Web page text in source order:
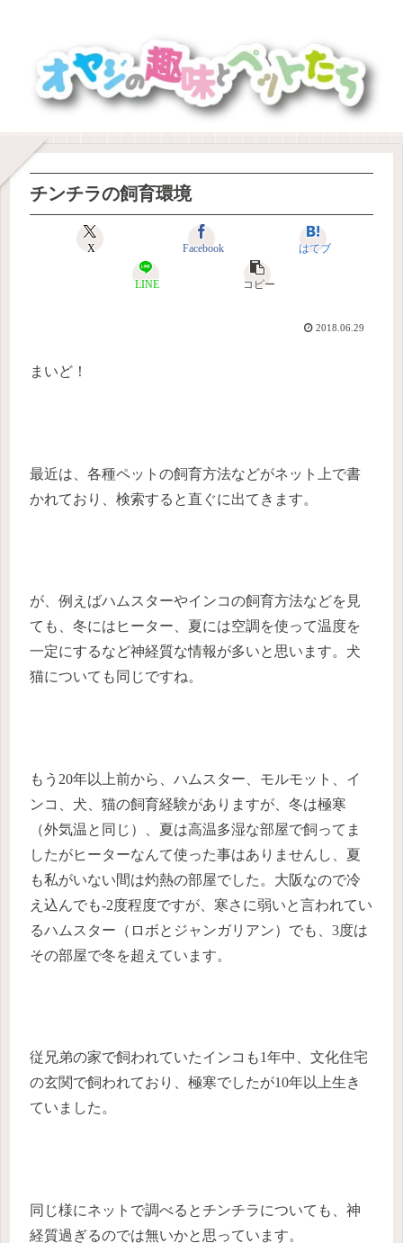
チンチラの飼育環境
X Facebook はてブ
LINE コピー
2018.06.29
まいど！
最近は、各種ペットの飼育方法などがネット上で書
かれており、検索すると直ぐに出てきます。
が、例えばハムスターやインコの飼育方法などを見
ても、冬にはヒーター、夏には空調を使って温度を
一定にするなど神経質な情報が多いと思います。犬
猫についても同じですね。
もう20年以上前から、ハムスター、モルモット、イ
ンコ、犬、猫の飼育経験がありますが、冬は極寒
（外気温と同じ）、夏は高温多湿な部屋で飼ってま
したがヒーターなんて使った事はありませんし、夏
も私がいない間は灼熱の部屋でした。大阪なので冷
え込んでも-2度程度ですが、寒さに弱いと言われてい
るハムスター（ロボとジャンガリアン）でも、3度は
その部屋で冬を超えています。
従兄弟の家で飼われていたインコも1年中、文化住宅
の玄関で飼われており、極寒でしたが10年以上生き
ていました。
同じ様にネットで調べるとチンチラについても、神
経質過ぎるのでは無いかと思っています。